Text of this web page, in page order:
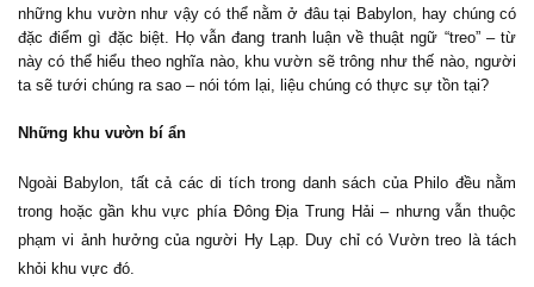
những khu vườn như vậy có thể nằm ở đâu tại Babylon, hay chúng có
đặc điểm gì đặc biệt. Họ vẫn đang tranh luận về thuật ngữ “treo” – từ
này có thể hiểu theo nghĩa nào, khu vườn sẽ trông như thế nào, người
ta sẽ tưới chúng ra sao – nói tóm lại, liệu chúng có thực sự tồn tại?
Những khu vườn bí ẩn
Ngoài Babylon, tất cả các di tích trong danh sách của Philo đều nằm
trong hoặc gần khu vực phía Đông Địa Trung Hải – nhưng vẫn thuộc
phạm vi ảnh hưởng của người Hy Lạp. Duy chỉ có Vườn treo là tách
khỏi khu vực đó.